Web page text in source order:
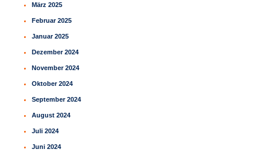
März 2025
Februar 2025
Januar 2025
Dezember 2024
November 2024
Oktober 2024
September 2024
August 2024
Juli 2024
Juni 2024